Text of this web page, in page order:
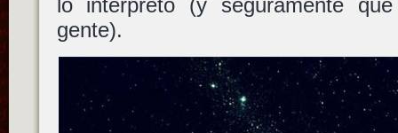
lo interpreto (y seguramente
gente).